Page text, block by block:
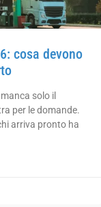
cosa devono
solo il
per le domande.
arriva pronto ha